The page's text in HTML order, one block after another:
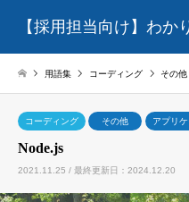
【採用担当向け】わ
LAB」
用語集 コーディング その他
コーディング その他 アプリ
Node.js
2021.11.25 / 最終更新日：2024.12.20